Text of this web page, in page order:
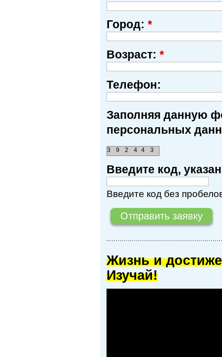
Город: *
Возраст: *
Телефон:
Заполняя данную
персональных
4 4
2
9
3 3
Введите код,
Введите код без
Жизнь и
Изучай!